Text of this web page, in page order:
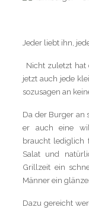
Jeder liebt ihn,
Nicht zuletzt hat
jetzt auch jede
sozusagen an
Da der Burger an
er auch eine
braucht lediglich
Salat und
Grillzeit ein
Männer ein
Dazu gereicht